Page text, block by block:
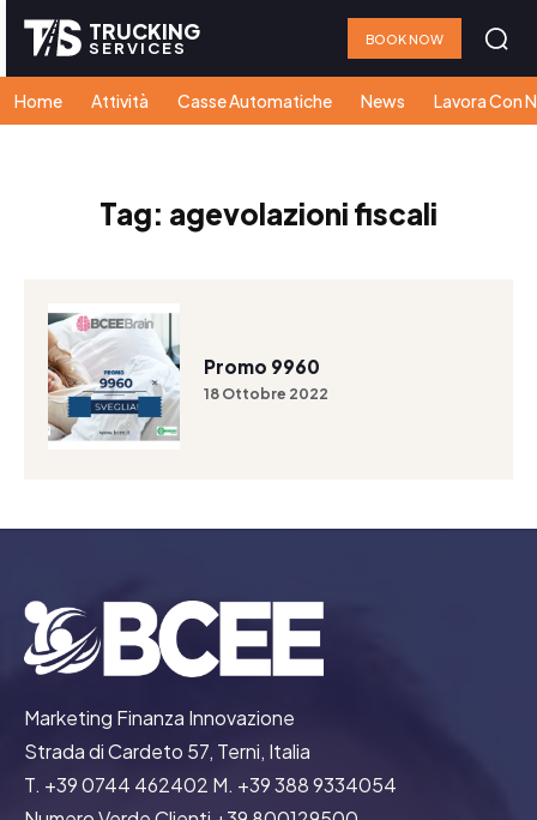
TRUCKING
SERVICES BOOK NOW
Home Attività Casse Automatiche News Lavora Con
Tag: agevolazioni fiscali
Promo 9960
18 Ottobre 2022
Marketing Finanza Innovazione
Strada di Cardeto 57, Terni, Italia
T. +39 0744 462402 M. +39 388 9334054